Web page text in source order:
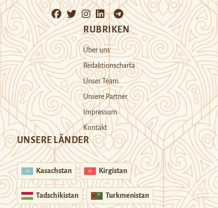
RUBRIKEN
Über uns
Redaktionscharta
Unser Team
Unsere Partner
Impressum
Kontakt
UNSERE LÄNDER
Kasachstan Kirgistan
Tadschikistan Turkmenistan